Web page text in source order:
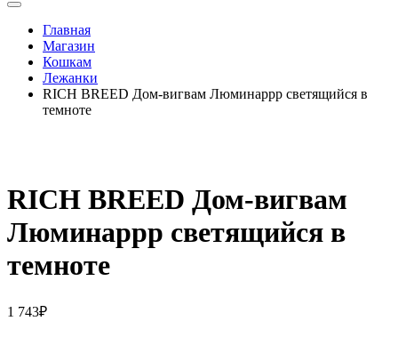
Главная
Магазин
Кошкам
Лежанки
RICH BREED Дом-вигвам Люминаррр светящийся в
темноте
RICH BREED Дом-вигвам
Люминаррр светящийся в
темноте
1 743₽